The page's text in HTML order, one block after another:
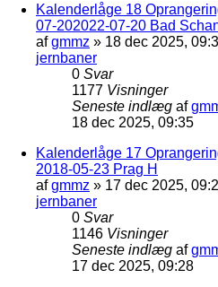
Kalenderlåge 18
07-202022-07-20 Bad
afgmmz » 18 dec 2025,
jernbaner
0 Svar
1177 Visninger
Seneste indlæg af
18 dec 2025, 09:35
Kalenderlåge 17
2018-05-23 Prag H
afgmmz » 17 dec 2025,
jernbaner
0 Svar
1146 Visninger
Seneste indlæg af
17 dec 2025, 09:28